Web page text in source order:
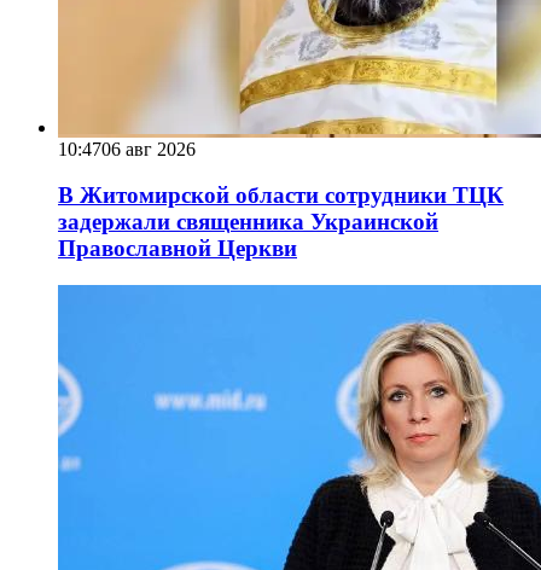
10:4706 авг 2026
В Житомирской области сотрудники ТЦК
задержали священника Украинской
Православной Церкви